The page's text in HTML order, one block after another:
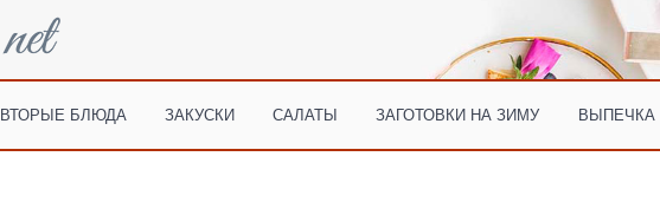
ВТОРЫЕ БЛЮДА ЗАКУСКИ САЛАТЫ ЗАГОТОВКИ НА ЗИМУ ВЫПЕЧКА